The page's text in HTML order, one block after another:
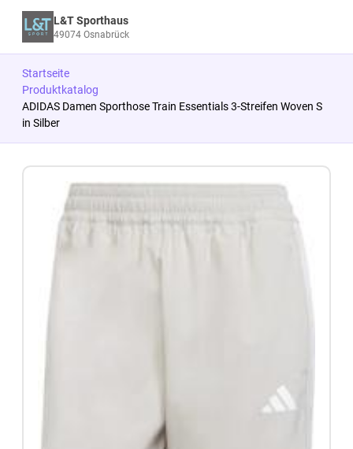
L&T Sporthaus
49074 Osnabrück
Startseite
Produktkatalog
ADIDAS Damen Sporthose Train Essentials 3-Streifen Woven S
in Silber